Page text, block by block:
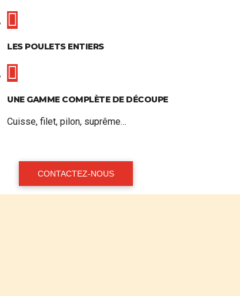
LES POULETS ENTIERS
UNE GAMME COMPLÈTE DE DÉCOUPE
Cuisse, filet, pilon, suprême…
CONTACTEZ-NOUS